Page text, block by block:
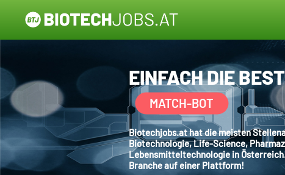
EINFACH DIE
MATCH-BOT
Biotechjobs.at hat die meisten
Biotechnologie, Life-Science,
Lebensmitteltechnologie in
Branche auf einer Plattform!